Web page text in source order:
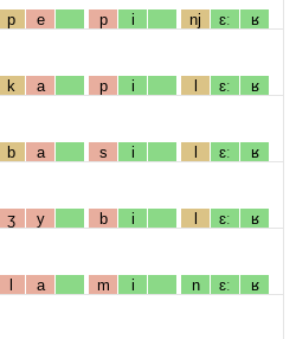
p e p i nj ɛː ʁ
k a p i l ɛː ʁ
b a s i l ɛː ʁ
ʒ y b i l ɛː ʁ
l a m i n ɛː ʁ